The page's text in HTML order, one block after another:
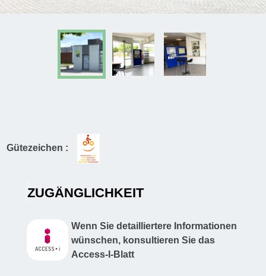
Gütezeichen :
ZUGÄNGLICHKEIT
Wenn Sie detailliertere Informationen
wünschen, konsultieren Sie das
Access-I-Blatt